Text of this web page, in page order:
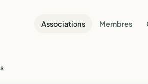
Associations Membres